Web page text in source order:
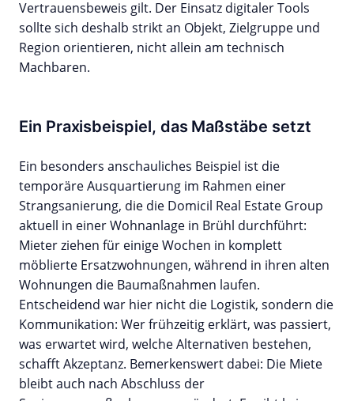
Vertrauensbeweis gilt. Der Einsatz digitaler Tools
sollte sich deshalb strikt an Objekt, Zielgruppe und
Region orientieren, nicht allein am technisch
Machbaren.
Ein Praxisbeispiel, das Maßstäbe setzt
Ein besonders anschauliches Beispiel ist die
temporäre Ausquartierung im Rahmen einer
Strangsanierung, die die Domicil Real Estate Group
aktuell in einer Wohnanlage in Brühl durchführt:
Mieter ziehen für einige Wochen in komplett
möblierte Ersatzwohnungen, während in ihren alten
Wohnungen die Baumaßnahmen laufen.
Entscheidend war hier nicht die Logistik, sondern die
Kommunikation: Wer frühzeitig erklärt, was passiert,
was erwartet wird, welche Alternativen bestehen,
schafft Akzeptanz. Bemerkenswert dabei: Die Miete
bleibt auch nach Abschluss der